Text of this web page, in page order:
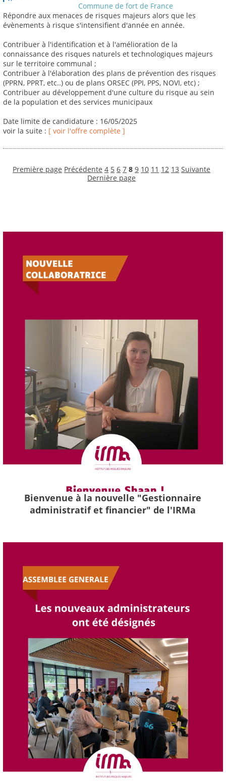
Commune de fort de France
Répondre aux menaces de risques majeurs alors que les
évènements à risque s'intensifient d'année en année.
Contribuer à l'identification et à l'amélioration de la
connaissance des risques naturels et technologiques majeurs
sur le territoire communal ;
Contribuer à l'élaboration des plans de prévention des risques
(PPRN, PPRT, etc..) ou de plans ORSEC (PPI, PPS, NOVI, etc) ;
Contribuer au développement d'une culture du risque au sein
de la population et des services municipaux
Date limite de candidature : 16/05/2025
voir la suite : [ voir l'offre complète ]
Première page Précédente 4 5 6 7 8 9 10 11 12 13 Suivante
Dernière page
Bienvenue à la nouvelle "Gestionnaire
administratif et financier" de l'IRMa